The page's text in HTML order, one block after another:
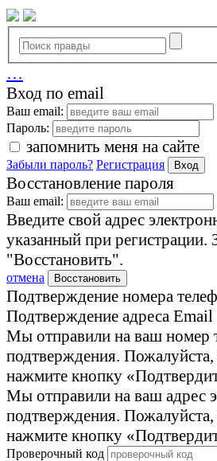
…
Вход по email
Ваш email:
Пароль:
запомнить меня на сайте
Забыли пароль? Регистрация Вход
Восстановление пароля
Ваш email:
Введите свой адрес
указанный при регистрации.
"Восстановить".
отмена Восстановить
Подтверждение номера
Подтверждение адреса Email
Мы отправили на ваш
подтверждения.
нажмите кнопку
Мы отправили на ваш адрес
подтверждения.
нажмите кнопку
Проверочный код